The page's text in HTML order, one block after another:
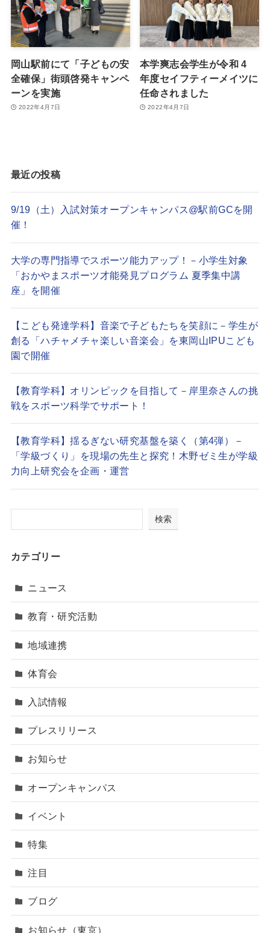
岡山駅前にて「子どもの安
全確保」街頭啓発キャンペ
ーンを実施
2022年4月7日
本学爽志会学生が令和 4
年度セイフティーメイツに
任命されました
2022年4月7日
最近の投稿
9/19（土）入試対策オープンキャンパス@駅前GCを開
催！
大学の専門指導でスポーツ能力アップ！－小学生対象
「おかやまスポーツ才能発見プログラム 夏季集中講
座」を開催
【こども発達学科】音楽で子どもたちを笑顔に－学生が
創る「ハチャメチャ楽しい音楽会」を東岡山IPUこども
園で開催
【教育学科】オリンピックを目指して－岸里奈さんの挑
戦をスポーツ科学でサポート！
【教育学科】揺るぎない研究基盤を築く（第4弾）－
「学級づくり」を現場の先生と探究！木野ゼミ生が学級
力向上研究会を企画・運営
検索
カテゴリー
ニュース
教育・研究活動
地域連携
体育会
入試情報
プレスリリース
お知らせ
オープンキャンパス
イベント
特集
注目
ブログ
お知らせ（東京）